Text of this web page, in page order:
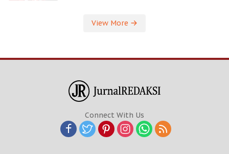
View More
Connect With Us